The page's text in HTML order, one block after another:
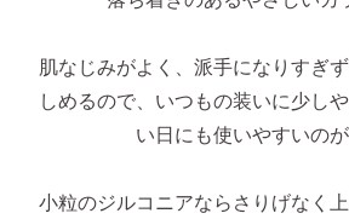
気になるキーワードで
肌なじみがよく、派手になりすぎ
しめるので、いつもの装いに少し
い日にも使いやすいのが
小粒のジルコニアならさりげなく